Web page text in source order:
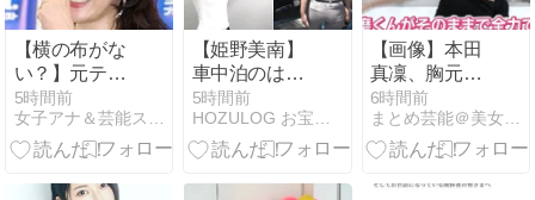
【横の布がな
い？】元テレ
東・大橋未歩
アナの斬新ワ
ンピ姿に絶賛
ない
5時間前
女子アナ＆芸能スクープFLASH
【姫野美南】
車中泊のはず
がピタパンが
エグすぎるｗ
ｗ仰向け＆土
で視聴率爆上
5時間前
HOZULOG お宝〇像と気になるニュース
【画像】本田
真凜、胸元開
けてすっかり
大人の女にな
ってしまう
6時間前
まとめ芸能＠美女画像まとめブログ